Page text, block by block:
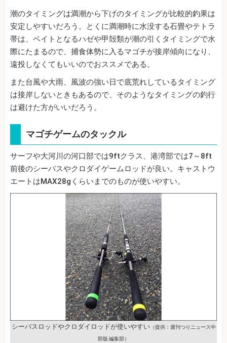
潮のタイミングは満潮から下げのタイミングが比較的釣果は
安定しやすいだろう。とくに満潮時に水没する石畳やテトラ
帯は、ベイトとなるハゼや甲殻類が潮の引くタイミングで水
際にたまるので、捕食体勢に入るマゴチが接岸傾向になり、
遠投しなくてもいいのでおススメである。
また台風や大雨、風波の強い日で底荒れしているタイミング
は接岸しないときもあるので、そのようなタイミングの釣行
は避けた方がいいだろう。
マゴチゲームのタックル
サーフや大河川の河口部では9ftクラス、港湾部では7～8ft
前後のシーバスやクロダイゲームロッドが良い。キャストウ
エートはMAX28gくらいまでのものが使いやすい。
シーバスロッドやクロダイロッドが使いやすい（提供：週刊つりニュース中
部版 編集部）